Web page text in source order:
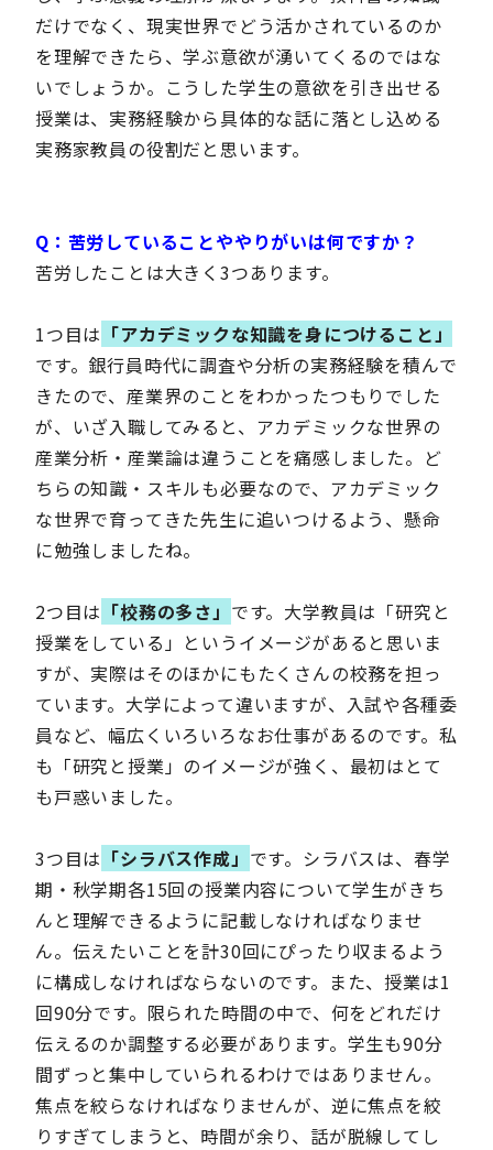
だけでなく、現実世界でどう活かされているのか
を理解できたら、学ぶ意欲が湧いてくるのではな
いでしょうか。こうした学生の意欲を引き出せる
授業は、実務経験から具体的な話に落とし込める
実務家教員の役割だと思います。
Q：苦労していることややりがいは何ですか？
苦労したことは大きく3つあります。
1つ目は 「アカデミックな知識を身につけること」
です。銀行員時代に調査や分析の実務経験を積んで
きたので、産業界のことをわかったつもりでした
が、いざ入職してみると、アカデミックな世界の
産業分析・産業論は違うことを痛感しました。ど
ちらの知識・スキルも必要なので、アカデミック
な世界で育ってきた先生に追いつけるよう、懸命
に勉強しましたね。
2つ目は 「校務の多さ」 です。大学教員は「研究と
授業をしている」というイメージがあると思いま
すが、実際はそのほかにもたくさんの校務を担っ
ています。大学によって違いますが、入試や各種委
員など、幅広くいろいろなお仕事があるのです。私
も「研究と授業」のイメージが強く、最初はとて
も戸惑いました。
3つ目は 「シラバス作成」 です。シラバスは、春学
期・秋学期各15回の授業内容について学生がきち
んと理解できるように記載しなければなりませ
ん。伝えたいことを計30回にぴったり収まるよう
に構成しなければならないのです。また、授業は1
回90分です。限られた時間の中で、何をどれだけ
伝えるのか調整する必要があります。学生も90分
間ずっと集中していられるわけではありません。
焦点を絞らなければなりませんが、逆に焦点を絞
りすぎてしまうと、時間が余り、話が脱線してし